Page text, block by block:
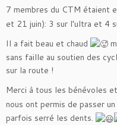
7 membres du CTM étaient
et 21 juin): 3 sur l’ultra et 4
Il a fait beau et chaud
sans faille au soutien des
sur la route !
Merci à tous les bénévoles
nous ont permis de passer
parfois serré les dents.